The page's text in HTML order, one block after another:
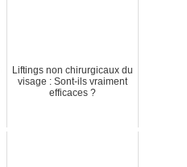
Liftings non chirurgicaux du
visage : Sont-ils vraiment
efficaces ?